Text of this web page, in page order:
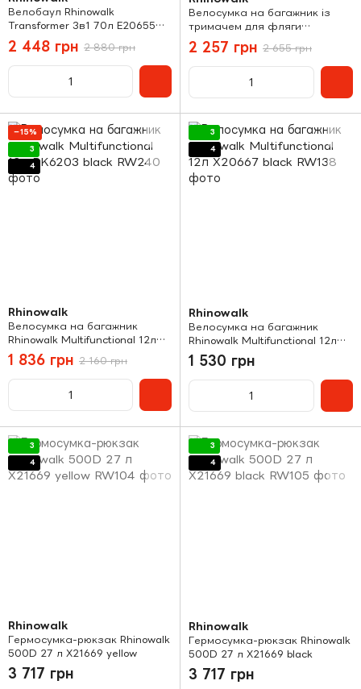
Велобаул Rhinowalk
Transformer 3в1 70л E20655
green
2 448 грн 2 880 грн
Велосумка на багажник із
тримачем для фляги
Rhinowalk Multifunctional 17л
RK19666 black
2 257 грн 2 655 грн
−15%
3
4
Rhinowalk
Велосумка на багажник
Rhinowalk Multifunctional 12л
RK6203 black
1 836 грн 2 160 грн
3
4
Rhinowalk
Велосумка на багажник
Rhinowalk Multifunctional 12л
X20667 black
1 530 грн
3
4
Rhinowalk
Гермосумка-рюкзак Rhinowalk
500D 27 л X21669 yellow
3 717 грн
3
4
Rhinowalk
Гермосумка-рюкзак Rhinowalk
500D 27 л X21669 black
3 717 грн